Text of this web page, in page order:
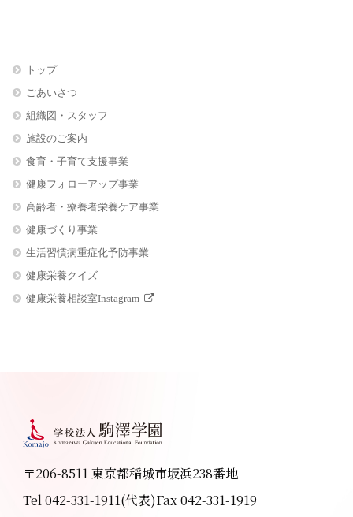
トップ
ごあいさつ
組織図・スタッフ
施設のご案内
食育・子育て支援事業
健康フォローアップ事業
高齢者・療養者栄養ケア事業
健康づくり事業
生活習慣病重症化予防事業
健康栄養クイズ
健康栄養相談室Instagram
〒206-8511 東京都稲城市坂浜238番地
Tel 042-331-1911(代表)Fax 042-331-1919